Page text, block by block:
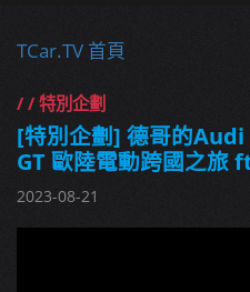
TCar.TV 首頁
/ / 特別企劃
[特別企劃] 德哥的
GT 歐陸電動跨國之旅
2023-08-21